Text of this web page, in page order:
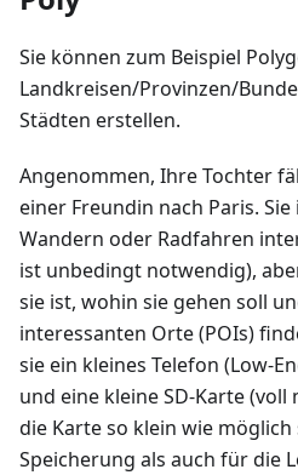
Sie können zum Beispiel
Landkreisen/Provinzen/
Städten erstellen.
Angenommen, Ihre Tochter
einer Freundin nach Paris.
Wandern oder Radfahren
ist unbedingt notwendig),
sie ist, wohin sie gehen soll
interessanten Orte (POIs)
sie ein kleines Telefon (Low-
und eine kleine SD-Karte
die Karte so klein wie
Speicherung als auch für die